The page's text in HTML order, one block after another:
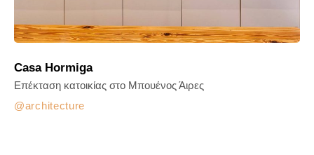
Casa Hormiga
architecture
Επέκταση κατοικίας στο Μπουένος Άιρες